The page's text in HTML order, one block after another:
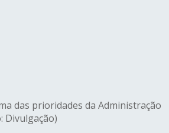
das prioridades da Administração
Divulgação)